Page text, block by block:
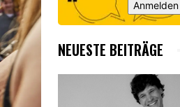
Anmelden
NEUESTE BEITRÄGE